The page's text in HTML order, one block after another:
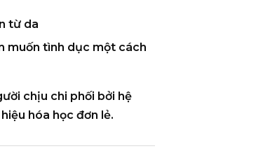
từ da
muốn tình dục một cách
chịu chi phối bởi hệ
hóa học đơn lẻ.